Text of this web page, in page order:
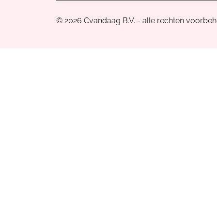
© 2026 Cvandaag B.V. - alle rechten